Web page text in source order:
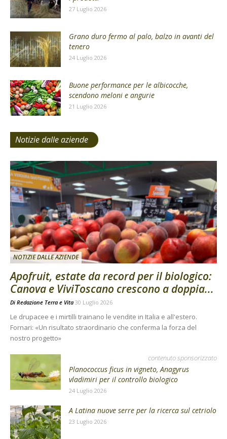
27 Luglio 2026
Grano duro fermo al palo, balzo in avanti del
tenero
24 Luglio 2026
Buone performance per le albicocche,
scendono meloni e angurie
21 Luglio 2026
Notizie dalle aziende
NOTIZIE DALLE AZIENDE
Apofruit, estate da record per il biologico:
Canova e ViviToscano crescono a doppia...
Di Redazione Terra e Vita 30 Luglio 2026
Le drupacee e i mirtilli trainano le vendite in Italia e all'estero.
Fornari: «Un risultato straordinario che conferma la forza del
nostro progetto»
contenuto sponsorizzato
Planococcus ficus in vigneto, Anagyrus
vladimiri per il controllo biologico
24 Luglio 2026
A Latina nuove serre per la ricerca sul cetriolo
23 Luglio 2026